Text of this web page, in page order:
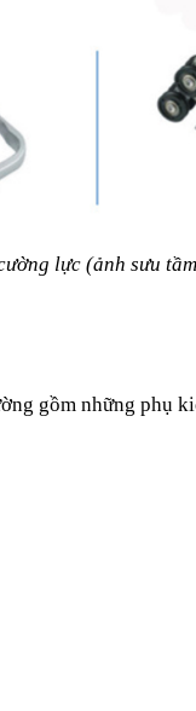
lực (ảnh sưu
gồm những phụ